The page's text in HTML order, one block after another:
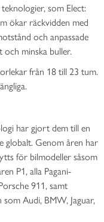
som Elect:
ökar räckvidden med
och anpassade
minska buller.
från 18 till 23 tum.
har gjort dem till en
globalt. Genom åren har
för bilmodeller såsom
P1, alla Pagani-
911, samt
Audi, BMW, Jaguar,